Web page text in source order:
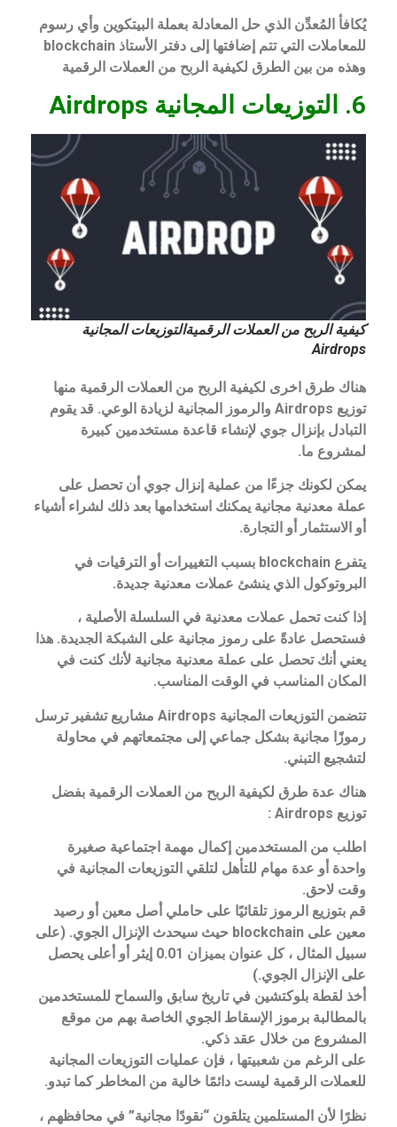
يُكافأ المُعدِّن الذي حل المعادلة بعملة البيتكوين وأي رسوم
للمعاملات التي تتم إضافتها إلى دفتر الأستاذ blockchain
وهذه من بين الطرق لكيفية الربح من العملات الرقمية
6. التوزيعات المجانية Airdrops
كيفية الربح من العملات الرقميةالتوزيعات المجانية
Airdrops
هناك طرق اخرى لكيفية الربح من العملات الرقمية منها
توزيع Airdrops والرموز المجانية لزيادة الوعي. قد يقوم
التبادل بإنزال جوي لإنشاء قاعدة مستخدمين كبيرة
لمشروع ما.
يمكن لكونك جزءًا من عملية إنزال جوي أن تحصل على
عملة معدنية مجانية يمكنك استخدامها بعد ذلك لشراء أشياء
أو الاستثمار أو التجارة.
يتفرع blockchain بسبب التغييرات أو الترقيات في
البروتوكول الذي ينشئ عملات معدنية جديدة.
إذا كنت تحمل عملات معدنية في السلسلة الأصلية ،
فستحصل عادةً على رموز مجانية على الشبكة الجديدة. هذا
يعني أنك تحصل على عملة معدنية مجانية لأنك كنت في
المكان المناسب في الوقت المناسب.
تتضمن التوزيعات المجانية Airdrops مشاريع تشفير ترسل
رموزًا مجانية بشكل جماعي إلى مجتمعاتهم في محاولة
لتشجيع التبني.
هناك عدة طرق لكيفية الربح من العملات الرقمية بفضل
توزيع Airdrops :
اطلب من المستخدمين إكمال مهمة اجتماعية صغيرة
واحدة أو عدة مهام للتأهل لتلقي التوزيعات المجانية في
وقت لاحق.
قم بتوزيع الرموز تلقائيًا على حاملي أصل معين أو رصيد
معين على blockchain حيث سيحدث الإنزال الجوي. (على
سبيل المثال ، كل عنوان بميزان 0.01 إيثر أو أعلى يحصل
على الإنزال الجوي.)
أخذ لقطة بلوكتشين في تاريخ سابق والسماح للمستخدمين
بالمطالبة برموز الإسقاط الجوي الخاصة بهم من موقع
المشروع من خلال عقد ذكي.
على الرغم من شعبيتها ، فإن عمليات التوزيعات المجانية
للعملات الرقمية ليست دائمًا خالية من المخاطر كما تبدو.
نظرًا لأن المستلمين يتلقون “نقودًا مجانية” في محافظهم ،